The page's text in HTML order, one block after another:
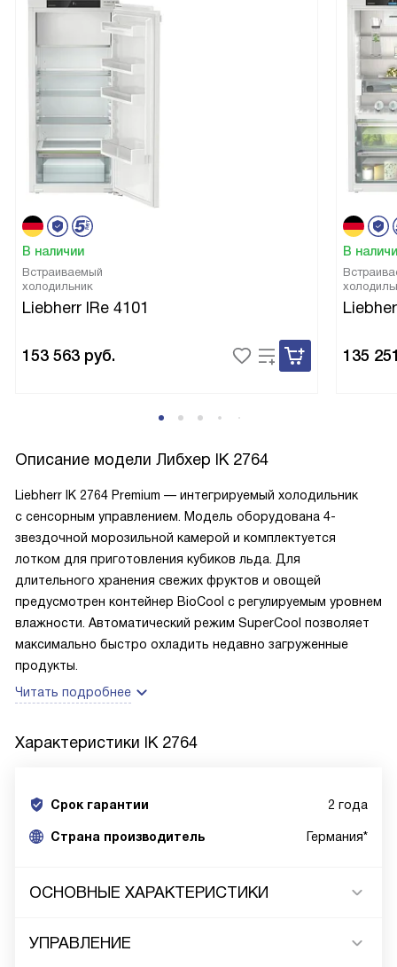
В наличии
Встраиваемый
холодильник
Liebherr IRe 4101
153 563 руб.
В
135
Описание модели Либхер IK 2764
Liebherr IK 2764 Premium — интегрируемый холодильник
с сенсорным управлением. Модель оборудована 4-
звездочной морозильной камерой и комплектуется
лотком для приготовления кубиков льда. Для
длительного хранения свежих фруктов и овощей
предусмотрен контейнер BioCool с регулируемым уровнем
влажности. Автоматический режим SuperCool позволяет
максимально быстро охладить недавно загруженные
продукты.
Читать подробнее
Характеристики IK 2764
Срок гарантии 2 года
Cтрана производитель Германия*
ОСНОВНЫЕ ХАРАКТЕРИСТИКИ
УПРАВЛЕНИЕ